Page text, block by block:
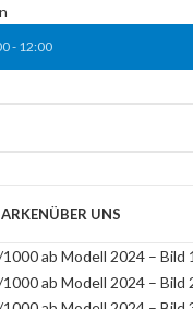
- 12:00
ÜBER UNS